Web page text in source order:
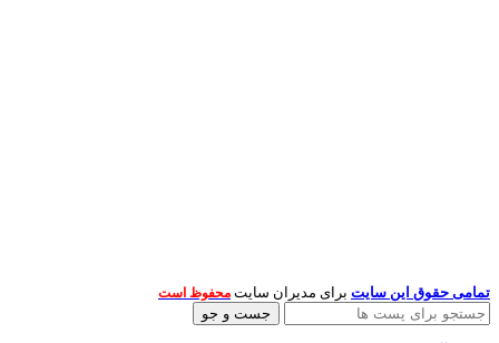
تمامی حقوق این سایت برای مدیران سایت محفوظ است
جست و جو